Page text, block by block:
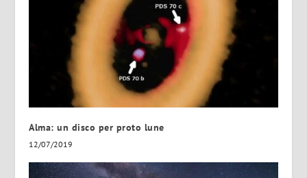
‎Alma: un disco per proto lune
12/07/2019